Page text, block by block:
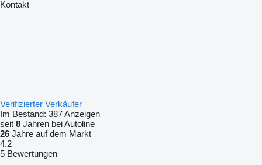
Kontakt
Verifizierter Verkäufer
Im Bestand: 387 Anzeigen
seit 8 Jahren bei Autoline
26 Jahre auf dem Markt
4.2
5 Bewertungen